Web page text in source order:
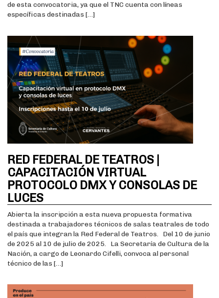
de esta convocatoria, ya que el TNC cuenta con líneas
específicas destinadas […]
RED FEDERAL DE TEATROS |
CAPACITACIÓN VIRTUAL
PROTOCOLO DMX Y CONSOLAS DE
LUCES
Abierta la inscripción a esta nueva propuesta formativa
destinada a trabajadores técnicos de salas teatrales de todo
el país que integran la Red Federal de Teatros. Del 10 de junio
de 2025 al 10 de julio de 2025. La Secretaría de Cultura de la
Nación, a cargo de Leonardo Cifelli, convoca al personal
técnico de las […]